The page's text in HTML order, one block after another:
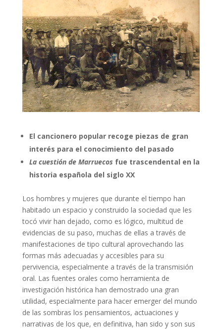
El cancionero popular recoge piezas de gran
interés para el conocimiento del pasado
La cuestión de Marruecos fue trascendental en la
historia española del siglo XX
Los hombres y mujeres que durante el tiempo han
habitado un espacio y construido la sociedad que les
tocó vivir han dejado, como es lógico, multitud de
evidencias de su paso, muchas de ellas a través de
manifestaciones de tipo cultural aprovechando las
formas más adecuadas y accesibles para su
pervivencia, especialmente a través de la transmisión
oral. Las fuentes orales como herramienta de
investigación histórica han demostrado una gran
utilidad, especialmente para hacer emerger del mundo
de las sombras los pensamientos, actuaciones y
narrativas de los que, en definitiva, han sido y son sus